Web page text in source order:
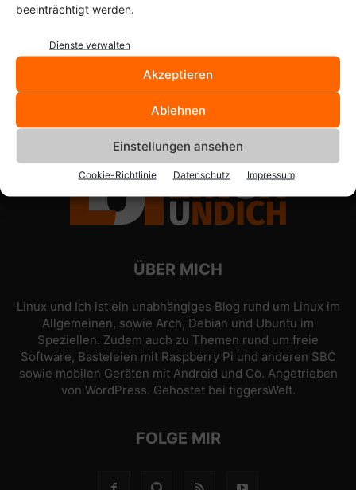
beeinträchtigt werden.
Dienste verwalten
Akzeptieren
Ablehnen
Einstellungen ansehen
Cookie-Richtlinie Datenschutz Impressum
Workaround für die Installation
von Skype 4.x unter Debian
Wheezy
ÜBER MICH
Linux und Ich ist ein unabhängiges Blog rund um Linux im
Allgemeinen, sowie Arch, Debian und Ubuntu im
Speziellen. Zudem auch zu Themen rund um freie
Software, Basteleien mit Raspberry Pi und anderen SBC
sowie mobilen Geräten mit Android und Co. Angetrieben
von WordPress. Gehostet bei tiggersWelt.
FOLGE MIR